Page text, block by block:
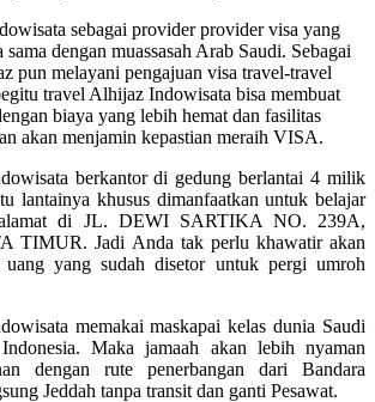
sebagai provider provider visa yang
dengan muassasah Arab Saudi. Sebagai
pun melayani pengajuan visa travel-travel
travel Alhijaz Indowisata bisa membuat
biaya yang lebih hemat dan fasilitas
akan menjamin kepastian meraih VISA.
berkantor di gedung berlantai 4 milik
lantainya khusus dimanfaatkan untuk belajar
di JL. DEWI SARTIKA NO. 239A,
TIMUR. Jadi Anda tak perlu khawatir akan
yang sudah disetor untuk pergi umroh
memakai maskapai kelas dunia Saudi
Maka jamaah akan lebih nyaman
dengan rute penerbangan dari Bandara
Jeddah tanpa transit dan ganti Pesawat.